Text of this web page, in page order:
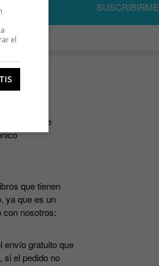
SUSCRIBIRME
fechas de
que tienen
ya que es un
con nosotros:
envío gratuito que
si el pedido no
el